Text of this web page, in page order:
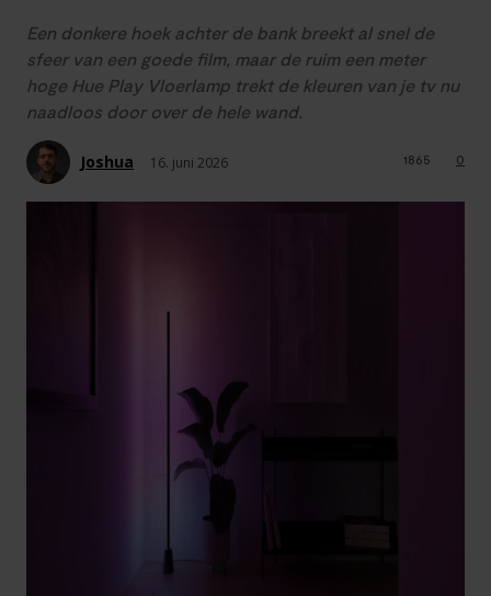
Een donkere hoek achter de bank breekt al snel de
sfeer van een goede film, maar de ruim een meter
hoge Hue Play Vloerlamp trekt de kleuren van je tv nu
naadloos door over de hele wand.
Joshua 16. juni 2026 0
1865